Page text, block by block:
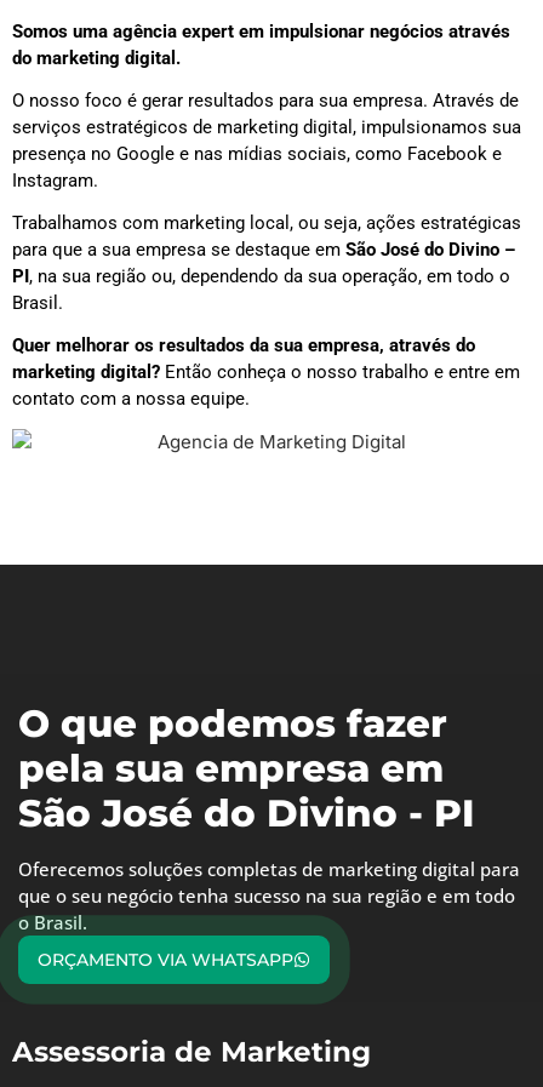
Somos uma agência expert em impulsionar negócios através
do marketing digital.
O nosso foco é gerar resultados para sua empresa. Através de
serviços estratégicos de marketing digital, impulsionamos sua
presença no Google e nas mídias sociais, como Facebook e
Instagram.
Trabalhamos com marketing local, ou seja, ações estratégicas
para que a sua empresa se destaque em São José do Divino –
PI, na sua região ou, dependendo da sua operação, em todo o
Brasil.
Quer melhorar os resultados da sua empresa, através do
marketing digital? Então conheça o nosso trabalho e entre em
contato com a nossa equipe.
O que podemos fazer
pela sua empresa em
São José do Divino - PI
Oferecemos soluções completas de marketing digital para
que o seu negócio tenha sucesso na sua região e em todo
o Brasil.
ORÇAMENTO VIA WHATSAPP
Assessoria de Marketing